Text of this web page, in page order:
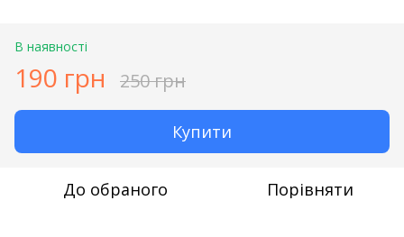
В наявності
190 грн 250 грн
Купити
До обраного Порівняти